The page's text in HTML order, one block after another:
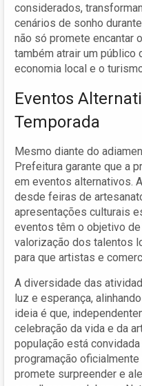
considerados,
cenários de sonho
não só promete encantar
também atrair um público
economia local e o
Eventos
Temporada
Mesmo diante do
Prefeitura garante que a
em eventos alternativos.
desde feiras de
apresentações culturais
eventos têm o objetivo
valorização dos talentos
para que artistas e
A diversidade das
luz e esperança,
ideia é que,
celebração da vida e da
população está
programação
promete surpreender e